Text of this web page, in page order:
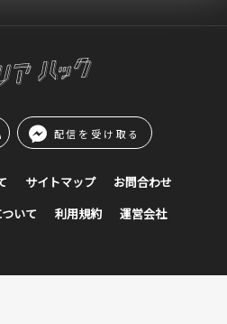
配信を受け取る
サイトマップ お問合わせ
いて 利用規約 運営会社